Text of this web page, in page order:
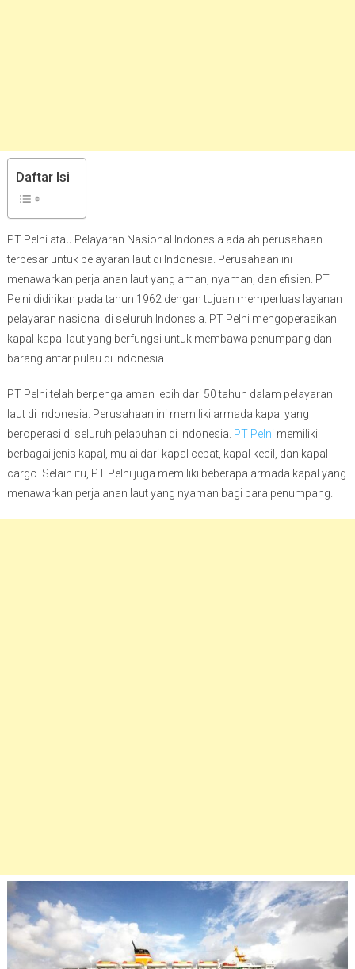
Daftar Isi
PT Pelni atau Pelayaran Nasional Indonesia adalah perusahaan
terbesar untuk pelayaran laut di Indonesia. Perusahaan ini
menawarkan perjalanan laut yang aman, nyaman, dan efisien. PT
Pelni didirikan pada tahun 1962 dengan tujuan memperluas layanan
pelayaran nasional di seluruh Indonesia. PT Pelni mengoperasikan
kapal-kapal laut yang berfungsi untuk membawa penumpang dan
barang antar pulau di Indonesia.
PT Pelni telah berpengalaman lebih dari 50 tahun dalam pelayaran
laut di Indonesia. Perusahaan ini memiliki armada kapal yang
beroperasi di seluruh pelabuhan di Indonesia. PT Pelni memiliki
berbagai jenis kapal, mulai dari kapal cepat, kapal kecil, dan kapal
cargo. Selain itu, PT Pelni juga memiliki beberapa armada kapal yang
menawarkan perjalanan laut yang nyaman bagi para penumpang.